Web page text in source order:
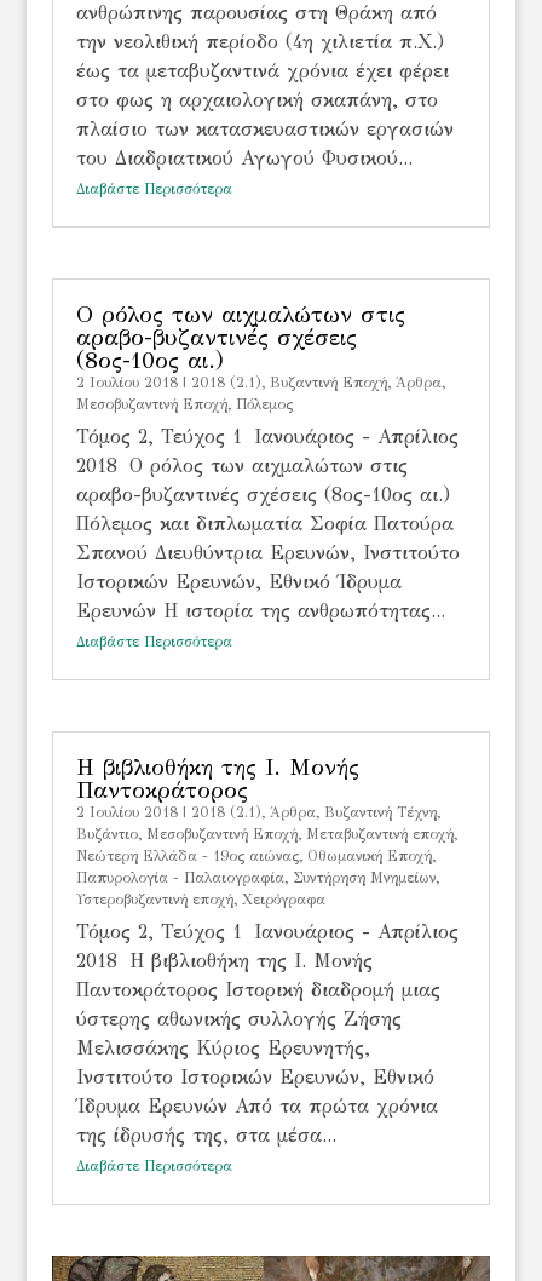
ανθρώπινης παρουσίας στη Θράκη από
την νεολιθική περίοδο (4η χιλιετία π.Χ.)
έως τα μεταβυζαντινά χρόνια έχει φέρει
στο φως η αρχαιολογική σκαπάνη, στο
πλαίσιο των κατασκευαστικών εργασιών
του Διαδριατικού Αγωγού Φυσικού...
Διαβάστε Περισσότερα
Ο ρόλος των αιχμαλώτων στις
αραβο-βυζαντινές σχέσεις
(8ος-10ος αι.)
2 Ιουλίου 2018| 2018 (2.1), Bυζαντινή Εποχή, Άρθρα,
Μεσοβυζαντινή Εποχή, Πόλεμος
Τόμος 2, Τεύχος 1 Ιανουάριος - Απρίλιος
2018 Ο ρόλος των αιχμαλώτων στις
αραβο-βυζαντινές σχέσεις (8ος-10ος αι.)
Πόλεμος και διπλωματία Σοφία Πατούρα
Σπανού Διευθύντρια Ερευνών, Ινστιτούτο
Ιστορικών Ερευνών, Εθνικό Ίδρυμα
Ερευνών Η ιστορία της ανθρωπότητας...
Διαβάστε Περισσότερα
Η βιβλιοθήκη της Ι. Μονής
Παντοκράτορος
2 Ιουλίου 2018| 2018 (2.1), Άρθρα, Βυζαντινή Τέχνη,
Βυζάντιο, Μεσοβυζαντινή Εποχή, Μεταβυζαντινή εποχή,
Νεώτερη Ελλάδα - 19ος αιώνας, Οθωμανική Εποχή,
Παπυρολογία - Παλαιογραφία, Συντήρηση Μνημείων,
Υστεροβυζαντινή εποχή, Χειρόγραφα
Τόμος 2, Τεύχος 1 Ιανουάριος - Απρίλιος
2018 Η βιβλιοθήκη της Ι. Μονής
Παντοκράτορος Ιστορική διαδρομή μιας
ύστερης αθωνικής συλλογής Ζήσης
Μελισσάκης Κύριος Ερευνητής,
Ινστιτούτο Ιστορικών Ερευνών, Εθνικό
Ίδρυμα Ερευνών Από τα πρώτα χρόνια
της ίδρυσής της, στα μέσα...
Διαβάστε Περισσότερα